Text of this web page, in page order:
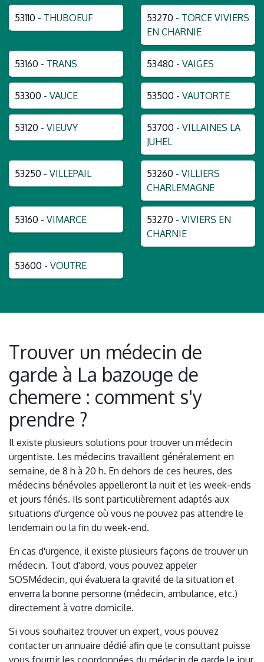
53110 - THUBOEUF 53270 - TORCE VIVIERS
EN CHARNIE
53160 - TRANS 53480 - VAIGES
53300 - VAUCE 53500 - VAUTORTE
53120 - VIEUVY 53700 - VILLAINES LA
JUHEL
53250 - VILLEPAIL 53260 - VILLIERS
CHARLEMAGNE
53160 - VIMARCE 53270 - VIVIERS EN
CHARNIE
53600 - VOUTRE
Trouver un médecin de
garde à La bazouge de
chemere : comment s'y
prendre ?
Il existe plusieurs solutions pour trouver un médecin
urgentiste. Les médecins travaillent généralement en
semaine, de 8 h à 20 h. En dehors de ces heures, des
médecins bénévoles appelleront la nuit et les week-ends
et jours fériés. Ils sont particulièrement adaptés aux
situations d'urgence où vous ne pouvez pas attendre le
lendemain ou la fin du week-end.
En cas d'urgence, il existe plusieurs façons de trouver un
médecin. Tout d'abord, vous pouvez appeler
SOSMédecin, qui évaluera la gravité de la situation et
enverra la bonne personne (médecin, ambulance, etc.)
directement à votre domicile.
Si vous souhaitez trouver un expert, vous pouvez
contacter un annuaire dédié afin que le consultant puisse
vous fournir les coordonnées du médecin de garde le jour